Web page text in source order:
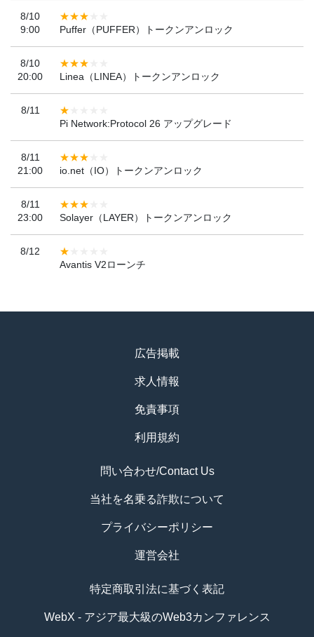
8/10
9:00
Puffer（PUFFER）トークンアンロック
8/10
20:00
Linea（LINEA）トークンアンロック
8/11
Pi Network:Protocol 26 アップグレード
8/11
21:00
io.net（IO）トークンアンロック
8/11
23:00
Solayer（LAYER）トークンアンロック
8/12
Avantis V2ローンチ
広告掲載
求人情報
免責事項
利用規約
問い合わせ/Contact Us
当社を名乗る詐欺について
プライバシーポリシー
運営会社
特定商取引法に基づく表記
WebX - アジア最大級のWeb3カンファレンス